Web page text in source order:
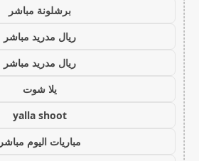
برشلونة مباشر
ريال مدريد مباشر
ريال مدريد مباشر
يلا شوت
yalla shoot
مباريات اليوم مباشر